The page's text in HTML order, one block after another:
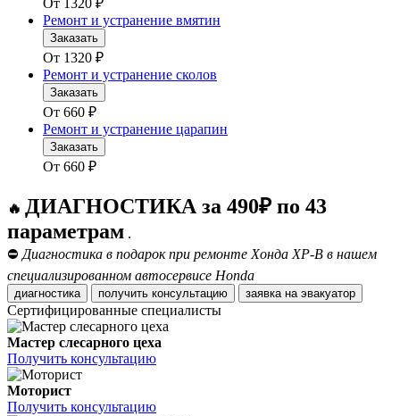
От 1320 ₽
Ремонт и устранение вмятин
Заказать
От 1320 ₽
Ремонт и устранение сколов
Заказать
От 660 ₽
Ремонт и устранение царапин
Заказать
От 660 ₽
🔥 ДИАГНОСТИКА за 490₽ по 43
параметрам .
⛔ Диагностика в подарок при ремонте Хонда ХР-В в нашем
специализированном автосервисе Honda
диагностика получить консультацию заявка на эвакуатор
Сертифицированные специалисты
Мастер слесарного цеха
Получить консультацию
Моторист
Получить консультацию